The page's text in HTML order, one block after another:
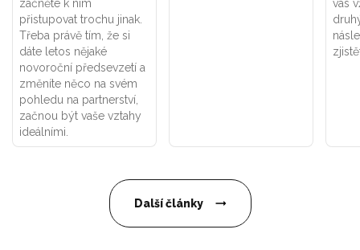
začněte k nim
přistupovat trochu jinak.
Třeba právě tím, že si
dáte letos nějaké
novoroční předsevzetí a
změníte něco na svém
pohledu na partnerství,
začnou být vaše vztahy
ideálními.
vás
Další články